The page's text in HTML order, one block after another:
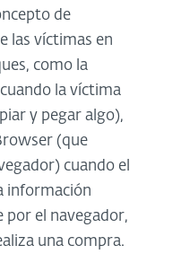
de
las víctimas en
como la
la víctima
y pegar algo),
(que
cuando el
información
el navegador,
una compra.